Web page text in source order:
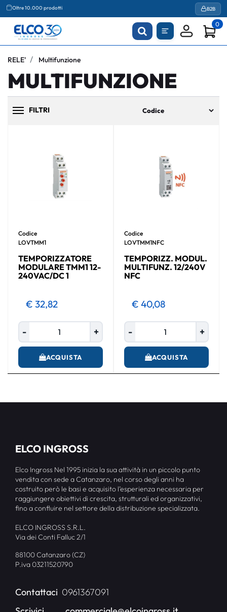
Oltre 10.000 prodotti B2B
0
RELE' Multifunzione
MULTIFUNZIONE
Codice
LOVTMM1
TEMPORIZZATORE
MODULARE TMM1 12-
240VAC/DC 1
€ 32,82
ACQUISTA
Codice
LOVTMM1NFC
TEMPORIZZ. MODUL.
MULTIFUNZ. 12/240V
NFC
€ 40,08
ACQUISTA
FILTRI
ELCO INGROSS
Elco Ingross Nel 1995 inizia la sua attività in un piccolo punto
vendita con sede a Catanzaro, nel corso degli anni ha
costruito però le basi e acquisito l’esperienza necessaria per
raggiungere obiettivi di crescita, strutturali ed organizzativi,
fino a confluire nel settore della distribuzione specializzata.
ELCO INGROSS S.R.L.
Via dei Conti Falluc 2/1
88100 Catanzaro (CZ)
P.iva 03211520790
Contattaci 0961367091